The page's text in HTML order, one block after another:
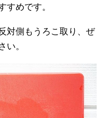
すめです。
対側もうろこ取り、ぜ
い。